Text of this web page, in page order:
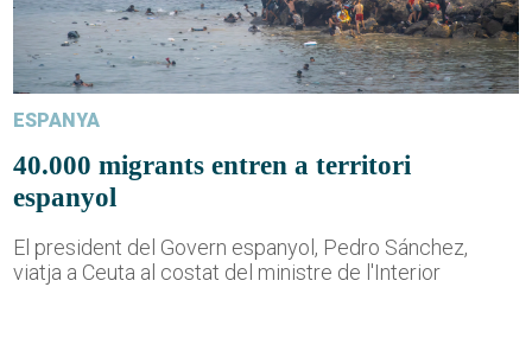
ESPANYA
40.000 migrants entren a territori
espanyol
El president del Govern espanyol, Pedro Sánchez,
viatja a Ceuta al costat del ministre de l'Interior